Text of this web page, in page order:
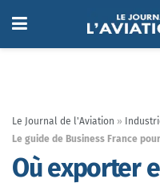
Le Journal de l'Aviation »
Le guide de Business France
Où exporter